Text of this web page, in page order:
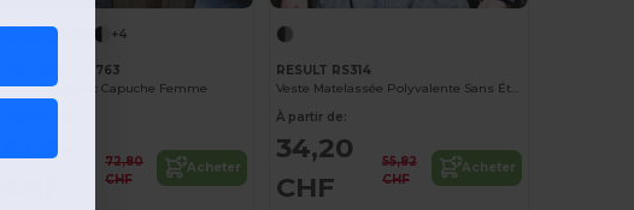
+4
Pen Duick PK763
Doudoune avec Capuche Femme
41,64
72,80
CHF
Acheter
RESULT RS314
À partir de:
34,20
CHF
55,82
CHF
Acheter